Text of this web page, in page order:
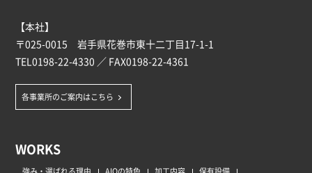
【本社】
〒025-0015 岩手県花巻市東十二丁目17-1-1
TEL0198-22-4330 ／ FAX0198-22-4361
各事業所のご案内はこちら
WORKS